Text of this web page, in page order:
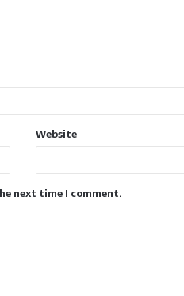
Website
next time I comment.